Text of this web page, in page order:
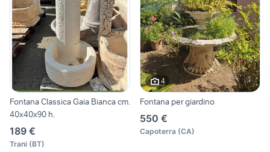
Fontana Classica Gaia Bianca cm.
40x40x90 h.
189 €
Trani (BT)
4
Fontana per giardino
550 €
Capoterra (CA)